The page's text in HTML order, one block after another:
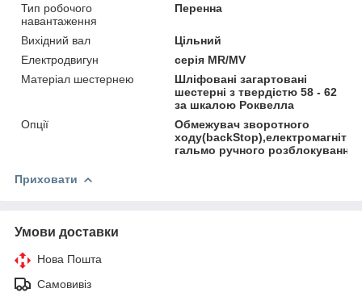
Тип робочого
навантаження
Перенна
Вихідний вал
Цільний
Електродвигун
серія MR/MV
Матеріал шестернею
Шліфовані загартовані
шестерні з твердістю 58 - 62
за шкалою Роквелла
Опції
Обмежувач зворотного
гальмо ручного
Приховати
Умови доставки
Нова Пошта
Самовивіз